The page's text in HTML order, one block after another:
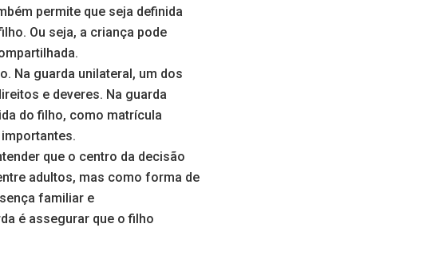
permite que seja definida
Ou seja, a criança pode
Na guarda unilateral, um dos
e deveres. Na guarda
do filho, como matrícula
que o centro da decisão
adultos, mas como forma de
familiar e
é assegurar que o filho